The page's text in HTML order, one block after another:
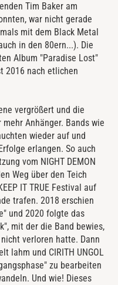
Tim Baker am
war nicht gerade
mit dem Black Metal
in den 80ern...). Die
Album "Paradise Lost"
2016 nach etlichen
vergrößert und die
Anhänger. Bands wie
wieder auf und
erlangen. So auch
vom NIGHT DEMON
Weg über den Teich
IT TRUE Festival auf
trafen. 2018 erschien
und 2020 folgte das
mit der die Band bewies,
verloren hatte. Dann
lahm und CIRITH UNGOL
zu bearbeiten
Und wie! Dieses